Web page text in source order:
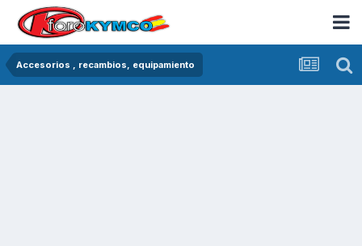
Accesorios , recambios, equipamiento